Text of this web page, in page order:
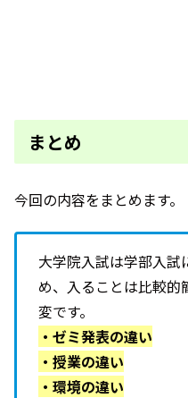
まとめ
今回の内容をまとめます。
大学院入試は学部入試
め、入ることは比較的
変です。
・ゼミ発表の違い
・授業の違い
・環境の違い